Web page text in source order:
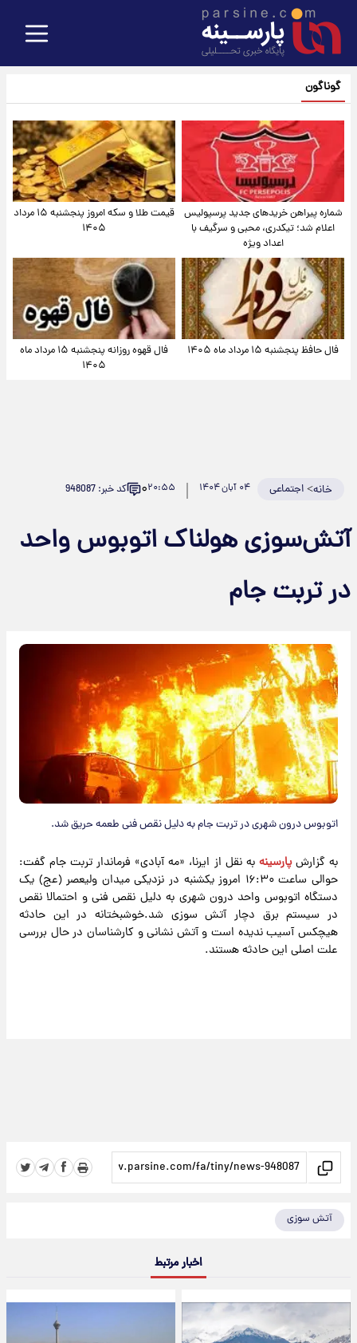
گوناگون
شماره پیراهن خریدهای جدید پرسپولیس
اعلام شد؛ تیکدری، محبی و سرگیف با
اعداد ویژه
قیمت طلا و سکه امروز پنجشنبه ۱۵ مرداد
۱۴۰۵
فال حافظ پنجشنبه ۱۵ مرداد ماه ۱۴۰۵
فال قهوه روزانه پنجشنبه ۱۵ مرداد ماه
۱۴۰۵
خانه>اجتماعی ۰۴ آبان ۱۴۰۴ ۲۰:۵۵۰ کد خبر: 948087
آتش‌سوزی هولناک اتوبوس واحد
در تربت جام
اتوبوس درون شهری در تربت جام به دلیل نقص فنی طعمه حریق شد.
به گزارشپارسینه به نقل از ایرنا، «مه آبادی» فرماندار تربت جام گفت:
حوالی ساعت ۱۶:۳۰ امروز یکشنبه در نزدیکی میدان ولیعصر (عج) یک
دستگاه اتوبوس واحد درون شهری به دلیل نقص فنی و احتمالا نقص
در سیستم برق دچار آتش سوزی شد.خوشبختانه در این حادثه
هیچکس آسیب ندیده است و آتش نشانی و کارشناسان در حال بررسی
علت اصلی این حادثه هستند.
آتش سوزی
اخبار مرتبط